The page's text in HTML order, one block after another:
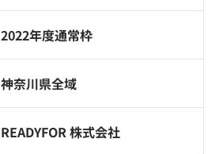
2022年度通常枠
神奈川県全域
READYFOR 株式会社